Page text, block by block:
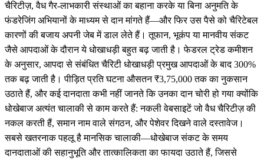
चैरिटीज़, वैध गैर-लाभकारी संस्थाओं का बहाना करके या बिना अनुमति के
फंडरेजिंग अभियानों के माध्यम से दान मांगते हैं—और फिर उस पैसे को चैरिटेबल
कारणों की बजाय अपनी जेब में डाल लेते हैं। तूफान, भूकंप या मानवीय संकट
जैसे आपदाओं के दौरान ये धोखाधड़ी बहुत बढ़ जाती है। फेडरल ट्रेड कमीशन
के अनुसार, आपदा से संबंधित चैरिटी धोखाधड़ी प्रमुख आपदाओं के बाद 300%
तक बढ़ जाती है। पीड़ित प्रति घटना औसतन ₹3,75,000 तक का नुकसान
उठाते हैं, और कई दानदाता कभी नहीं जानते कि उनका दान चोरी हो गया क्योंकि
धोखेबाज अत्यंत चालाकी से काम करते हैं: नकली वेबसाइटें जो वैध चैरिटीज़ की
नकल करती हैं, समान नाम वाले संगठन, और पेशेवर दिखने वाले दस्तावेज।
सबसे खतरनाक पहलू है मानसिक चालाकी—धोखेबाज संकट के समय
दानदाताओं की सहानुभूति और तात्कालिकता का फायदा उठाते हैं, जिससे